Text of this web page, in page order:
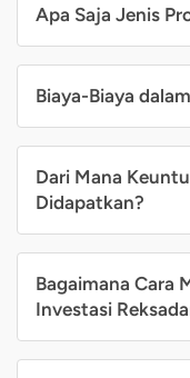
Apa Saja Jenis
Biaya-Biaya
Dari Mana
Didapatkan?
Bagaimana Cara
Investasi